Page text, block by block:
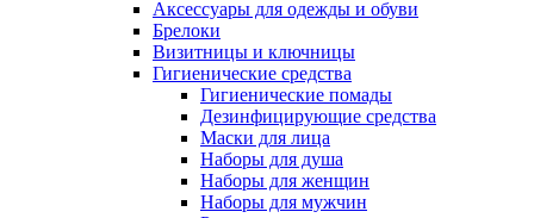
Аксессуары для одежды и обуви
Брелоки
Визитницы и ключницы
Гигиенические средства
Гигиенические помады
Дезинфицирующие средства
Маски для лица
Наборы для душа
Наборы для женщин
Наборы для мужчин